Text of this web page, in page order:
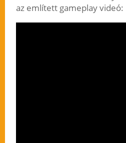
az említett gameplay videó: